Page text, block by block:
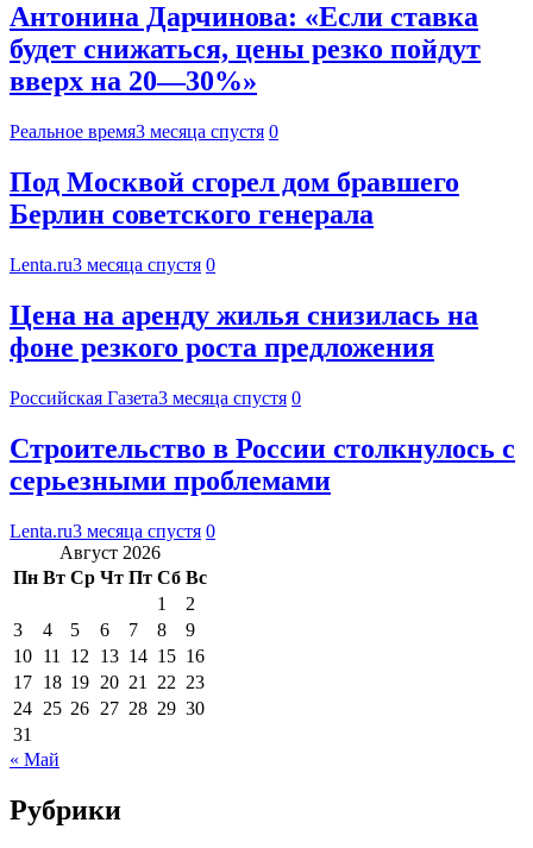
Антонина Дарчинова: «Если ставка
будет снижаться, цены резко пойдут
вверх на 20—30%»
Реальное время3 месяца спустя 0
Под Москвой сгорел дом бравшего
Берлин советского генерала
Lenta.ru3 месяца спустя 0
Цена на аренду жилья снизилась на
фоне резкого роста предложения
Российская Газета3 месяца спустя 0
Строительство в России столкнулось с
серьезными проблемами
Lenta.ru3 месяца спустя 0
Август 2026
Пн Вт Ср Чт Пт Сб Вс
1
2
3
4 5 6 7 8
9
10 11 12 13 14 15 16
17 18 19 20 21 22 23
24 25 26 27 28 29 30
31
« Май
Рубрики